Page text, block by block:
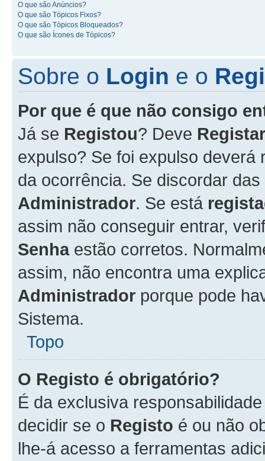
O que são Anúncios?
O que são Tópicos Fixos?
O que são Tópicos Bloqueados?
O que são Ícones de Tópicos?
Sobre o Login e o
Por que é que não consigo
Já se Registou? Deve
expulso? Se foi expulso
da ocorrência. Se discordar
Administrador. Se está
assim não conseguir entrar,
Senhaestão corretos.
assim, não encontra uma
Administrador porque pode
Sistema.
Topo
O Registo é obrigatório?
É da exclusiva
decidir se o Registo é ou não
lhe-á acesso a ferramentas